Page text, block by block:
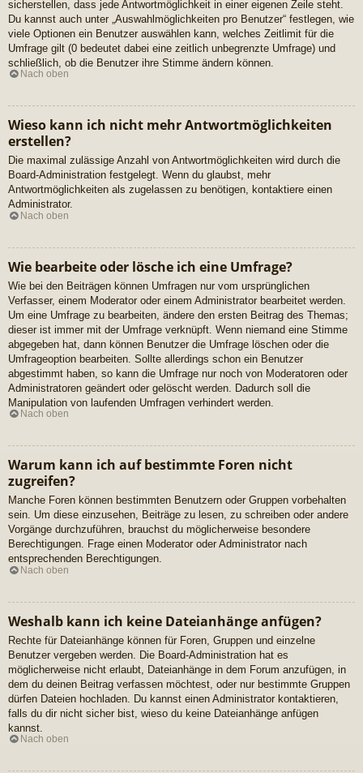
sicherstellen, dass jede Antwortmöglichkeit in einer eigenen Zeile steht.
Du kannst auch unter „Auswahlmöglichkeiten pro Benutzer“ festlegen, wie
viele Optionen ein Benutzer auswählen kann, welches Zeitlimit für die
Umfrage gilt (0 bedeutet dabei eine zeitlich unbegrenzte Umfrage) und
schließlich, ob die Benutzer ihre Stimme ändern können.
Nach oben
Wieso kann ich nicht mehr Antwortmöglichkeiten
erstellen?
Die maximal zulässige Anzahl von Antwortmöglichkeiten wird durch die
Board-Administration festgelegt. Wenn du glaubst, mehr
Antwortmöglichkeiten als zugelassen zu benötigen, kontaktiere einen
Administrator.
Nach oben
Wie bearbeite oder lösche ich eine Umfrage?
Wie bei den Beiträgen können Umfragen nur vom ursprünglichen
Verfasser, einem Moderator oder einem Administrator bearbeitet werden.
Um eine Umfrage zu bearbeiten, ändere den ersten Beitrag des Themas;
dieser ist immer mit der Umfrage verknüpft. Wenn niemand eine Stimme
abgegeben hat, dann können Benutzer die Umfrage löschen oder die
Umfrageoption bearbeiten. Sollte allerdings schon ein Benutzer
abgestimmt haben, so kann die Umfrage nur noch von Moderatoren oder
Administratoren geändert oder gelöscht werden. Dadurch soll die
Manipulation von laufenden Umfragen verhindert werden.
Nach oben
Warum kann ich auf bestimmte Foren nicht
zugreifen?
Manche Foren können bestimmten Benutzern oder Gruppen vorbehalten
sein. Um diese einzusehen, Beiträge zu lesen, zu schreiben oder andere
Vorgänge durchzuführen, brauchst du möglicherweise besondere
Berechtigungen. Frage einen Moderator oder Administrator nach
entsprechenden Berechtigungen.
Nach oben
Weshalb kann ich keine Dateianhänge anfügen?
Rechte für Dateianhänge können für Foren, Gruppen und einzelne
Benutzer vergeben werden. Die Board-Administration hat es
möglicherweise nicht erlaubt, Dateianhänge in dem Forum anzufügen, in
dem du deinen Beitrag verfassen möchtest, oder nur bestimmte Gruppen
dürfen Dateien hochladen. Du kannst einen Administrator kontaktieren,
falls du dir nicht sicher bist, wieso du keine Dateianhänge anfügen
kannst.
Nach oben